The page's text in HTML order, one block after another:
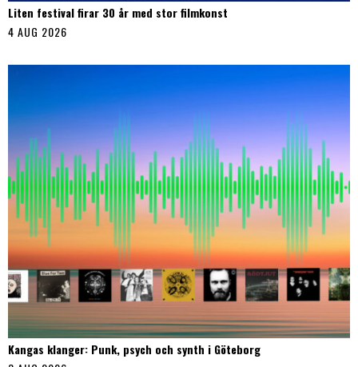
Liten festival firar 30 år med stor filmkonst
4 AUG 2026
Kangas klanger: Punk, psych och synth i Göteborg